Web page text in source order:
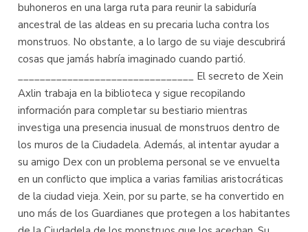
buhoneros en una larga ruta para reunir la sabiduría
ancestral de las aldeas en su precaria lucha contra los
monstruos. No obstante, a lo largo de su viaje descubrirá
cosas que jamás habría imaginado cuando partió.
________________________________ El secreto de Xein
Axlin trabaja en la biblioteca y sigue recopilando
información para completar su bestiario mientras
investiga una presencia inusual de monstruos dentro de
los muros de la Ciudadela. Además, al intentar ayudar a
su amigo Dex con un problema personal se ve envuelta
en un conflicto que implica a varias familias aristocráticas
de la ciudad vieja. Xein, por su parte, se ha convertido en
uno más de los Guardianes que protegen a los habitantes